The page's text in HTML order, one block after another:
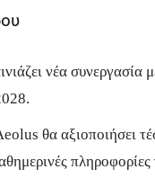
νέα
θα αξιοποιήσει